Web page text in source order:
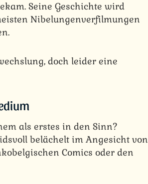
Seine Geschichte wird
Nibelungenverfilmungen
doch leider eine
als erstes in den Sinn?
belächelt im Angesicht von
Comics oder den